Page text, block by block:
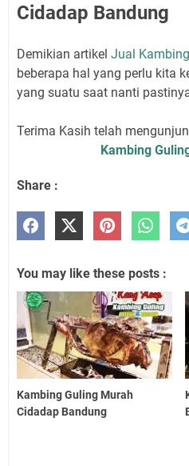
Cidadap Bandung
Demikian artikel Jual
beberapa hal yang perlu kita
yang suatu saat nanti
Terima Kasih telah
Kambing
Share :
You may like these posts :
Kambing Guling Murah
Cidadap Bandung